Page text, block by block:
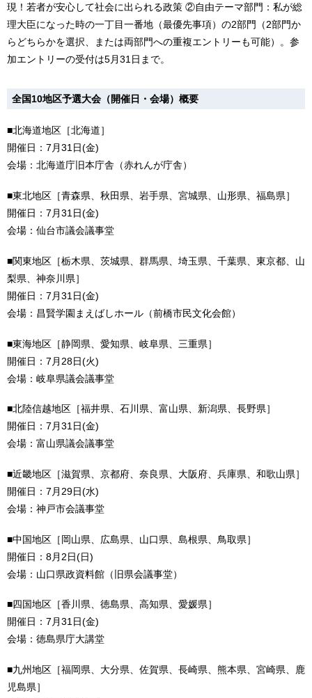
現！若者が安心して社会に出られる政策 ②自由テーマ部門：私が総
理大臣になった時の一丁目一番地（最優先事項）の2部門（2部門か
らどちらかを選択、または両部門への重複エントリーも可能）。参
加エントリーの受付は5月31日まで。
全国10地区予選大会（開催日・会場）概要
■北海道地区［北海道］
開催日：7月31日(金)
会場：北海道庁旧本庁舎（赤れんが庁舎）
■東北地区［青森県、秋田県、岩手県、宮城県、山形県、福島県］
開催日：7月31日(金)
会場：仙台市議会議事堂
■関東地区［栃木県、茨城県、群馬県、埼玉県、千葉県、東京都、山
梨県、神奈川県］
開催日：7月31日(金)
会場：昌賢学園まえばしホール（前橋市民文化会館）
■東海地区［静岡県、愛知県、岐阜県、三重県］
開催日：7月28日(火)
会場：岐阜県議会議事堂
■北陸信越地区［福井県、石川県、富山県、新潟県、長野県］
開催日：7月31日(金)
会場：富山県議会議事堂
■近畿地区［滋賀県、京都府、奈良県、大阪府、兵庫県、和歌山県］
開催日：7月29日(水)
会場：神戸市会議事堂
■中国地区［岡山県、広島県、山口県、島根県、鳥取県］
開催日：8月2日(日)
会場：山口県政資料館（旧県会議事堂）
■四国地区［香川県、徳島県、高知県、愛媛県］
開催日：7月31日(金)
会場：徳島県庁大講堂
■九州地区［福岡県、大分県、佐賀県、長崎県、熊本県、宮崎県、鹿
児島県］